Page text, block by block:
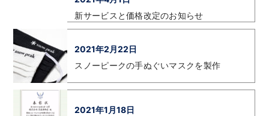
新サービスと価格改定のお知らせ
2021年2月22日
スノーピークの手ぬぐいマスクを製作
2021年1月18日